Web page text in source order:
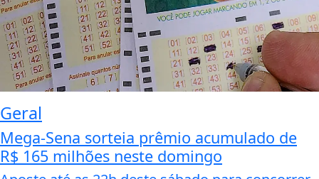
Geral
Mega-Sena sorteia prêmio acumulado de
R$ 165 milhões neste domingo